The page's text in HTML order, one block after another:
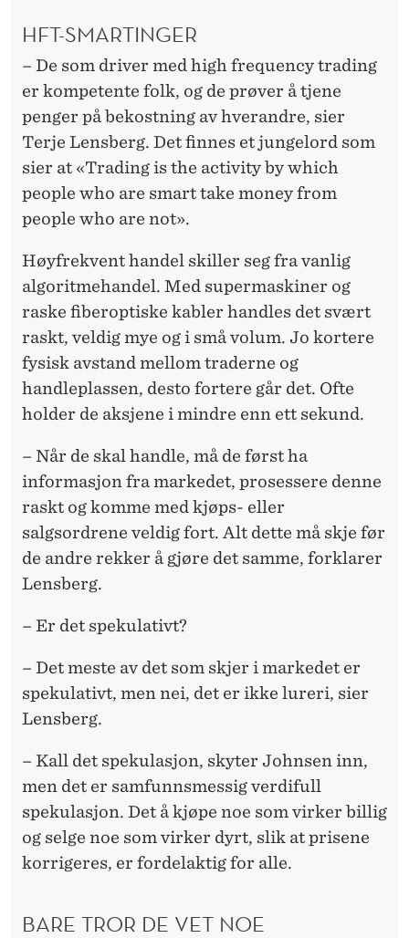
HFT-SMARTINGER
– De som driver med high frequency trading
er kompetente folk, og de prøver å tjene
penger på bekostning av hverandre, sier
Terje Lensberg. Det finnes et jungelord som
sier at «Trading is the activity by which
people who are smart take money from
people who are not».
Høyfrekvent handel skiller seg fra vanlig
algoritmehandel. Med supermaskiner og
raske fiberoptiske kabler handles det svært
raskt, veldig mye og i små volum. Jo kortere
fysisk avstand mellom traderne og
handleplassen, desto fortere går det. Ofte
holder de aksjene i mindre enn ett sekund.
– Når de skal handle, må de først ha
informasjon fra markedet, prosessere denne
raskt og komme med kjøps- eller
salgsordrene veldig fort. Alt dette må skje før
de andre rekker å gjøre det samme, forklarer
Lensberg.
– Er det spekulativt?
– Det meste av det som skjer i markedet er
spekulativt, men nei, det er ikke lureri, sier
Lensberg.
– Kall det spekulasjon, skyter Johnsen inn,
men det er samfunnsmessig verdifull
spekulasjon. Det å kjøpe noe som virker billig
og selge noe som virker dyrt, slik at prisene
korrigeres, er fordelaktig for alle.
BARE TROR DE VET NOE